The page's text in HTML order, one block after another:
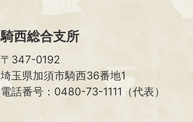
騎西総合支所
〒347-0192
埼玉県加須市騎西36番地1
電話番号：0480-73-1111（代表）